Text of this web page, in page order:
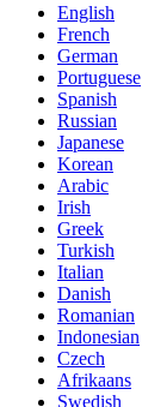
English
French
German
Portuguese
Spanish
Russian
Japanese
Korean
Arabic
Irish
Greek
Turkish
Italian
Danish
Romanian
Indonesian
Czech
Afrikaans
Swedish